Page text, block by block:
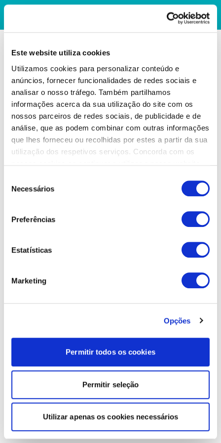
Este website utiliza cookies
Utilizamos cookies para personalizar conteúdo e
anúncios, fornecer funcionalidades de redes sociais e
analisar o nosso tráfego. Também partilhamos
informações acerca da sua utilização do site com os
nossos parceiros de redes sociais, de publicidade e de
análise, que as podem combinar com outras informações
que lhes forneceu ou recolhidas por estes a partir da sua
utilização dos respetivos serviços. Concorda com os
Necessários
Preferências
Estatísticas
Marketing
Opções
Permitir todos os cookies
Permitir seleção
Utilizar apenas os cookies necessários